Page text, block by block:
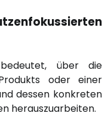
bedeutet, über die
oder einer
dessen konkreten
herauszuarbeiten.